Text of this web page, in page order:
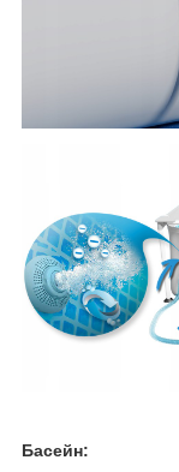
Басейн: